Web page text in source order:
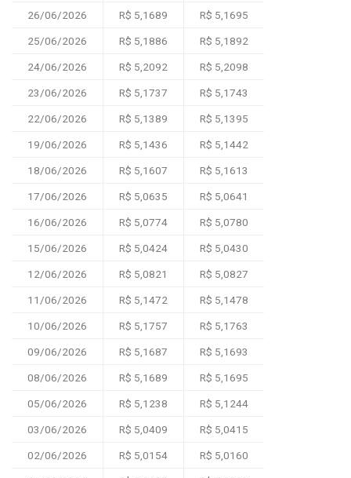
26/06/2026 R$ 5,1689 R$ 5,1695
25/06/2026 R$ 5,1886 R$ 5,1892
24/06/2026 R$ 5,2092 R$ 5,2098
23/06/2026 R$ 5,1737 R$ 5,1743
22/06/2026 R$ 5,1389 R$ 5,1395
19/06/2026 R$ 5,1436 R$ 5,1442
18/06/2026 R$ 5,1607 R$ 5,1613
17/06/2026 R$ 5,0635 R$ 5,0641
16/06/2026 R$ 5,0774 R$ 5,0780
15/06/2026 R$ 5,0424 R$ 5,0430
12/06/2026 R$ 5,0821 R$ 5,0827
11/06/2026 R$ 5,1472 R$ 5,1478
10/06/2026 R$ 5,1757 R$ 5,1763
09/06/2026 R$ 5,1687 R$ 5,1693
08/06/2026 R$ 5,1689 R$ 5,1695
05/06/2026 R$ 5,1238 R$ 5,1244
03/06/2026 R$ 5,0409 R$ 5,0415
02/06/2026 R$ 5,0154 R$ 5,0160